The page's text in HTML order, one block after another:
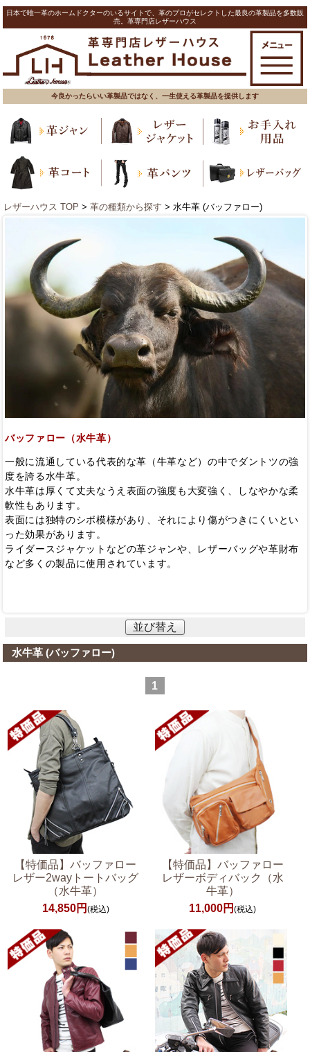
日本で唯一革のホームドクターのいるサイトで、革のプロがセレクトした最良の革製品を多数販
売。革専門店レザーハウス
今良かったらいい革製品ではなく、一生使える革製品を提供します
レザーハウス TOP > 革の種類から探す > 水牛革 (バッファロー)
バッファロー（水牛革）
一般に流通している代表的な革（牛革など）の中でダントツの強
度を誇る水牛革。
水牛革は厚くて丈夫なうえ表面の強度も大変強く、しなやかな柔
軟性もあります。
表面には独特のシボ模様があり、それにより傷がつきにくいとい
った効果があります。
ライダースジャケットなどの革ジャンや、レザーバッグや革財布
など多くの製品に使用されています。
並び替え
水牛革 (バッファロー)
1
【特価品】バッファロー
レザー2wayトートバッグ
（水牛革）
14,850円 (税込)
【特価品】バッファロー
レザーボディバック（水
牛革）
11,000円(税込)